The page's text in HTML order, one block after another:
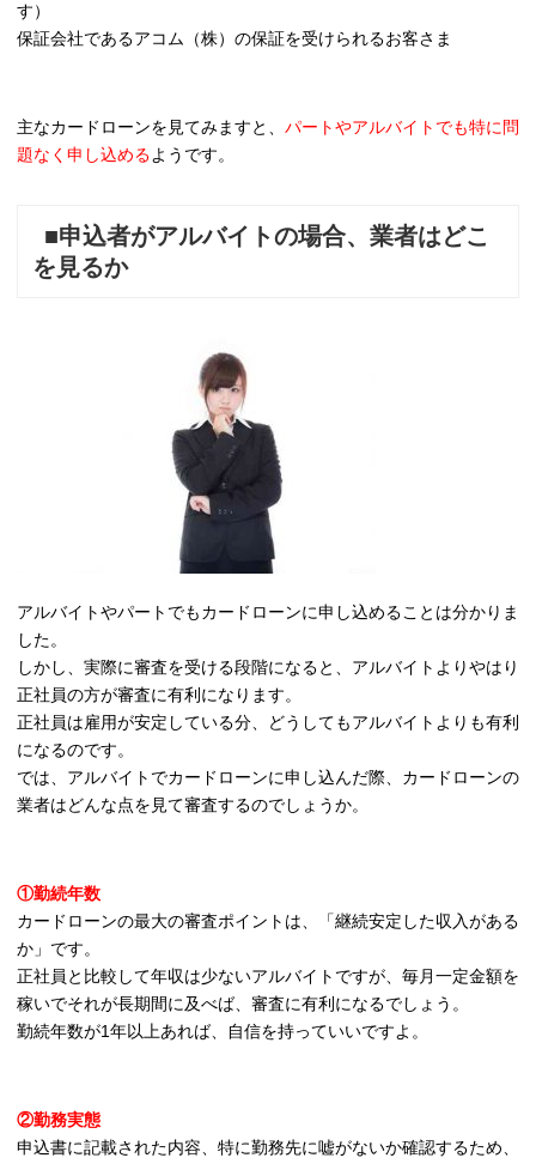
す）
保証会社であるアコム（株）の保証を受けられるお客さま
主なカードローンを見てみますと、 パートやアルバイトでも特に問
題なく申し込めるようです。
■申込者がアルバイトの場合、業者はどこ
を見るか
アルバイトやパートでもカードローンに申し込めることは分かりま
した。
しかし、実際に審査を受ける段階になると、アルバイトよりやはり
正社員の方が審査に有利になります。
正社員は雇用が安定している分、どうしてもアルバイトよりも有利
になるのです。
では、アルバイトでカードローンに申し込んだ際、カードローンの
業者はどんな点を見て審査するのでしょうか。
①勤続年数
カードローンの最大の審査ポイントは、「継続安定した収入がある
か」です。
正社員と比較して年収は少ないアルバイトですが、毎月一定金額を
稼いでそれが長期間に及べば、審査に有利になるでしょう。
勤続年数が1年以上あれば、自信を持っていいですよ。
②勤務実態
申込書に記載された内容、特に勤務先に嘘がないか確認するため、